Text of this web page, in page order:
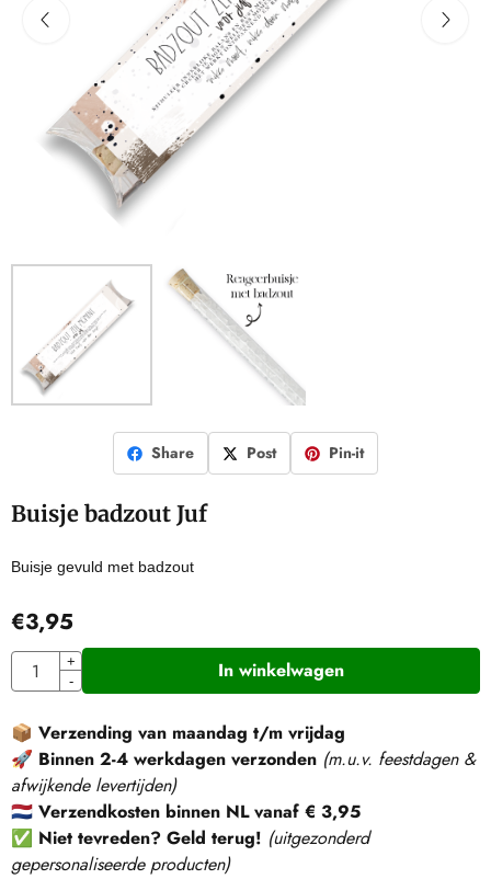
Share Post Pin-it
Buisje badzout Juf
Buisje gevuld met badzout
€3,95
Aantal
+
-
In winkelwagen
📦 Verzending van maandag t/m vrijdag
🚀 Binnen 2-4 werkdagen verzonden (m.u.v. feestdagen &
afwijkende levertijden)
🇳🇱 Verzendkosten binnen NL vanaf € 3,95
✅ Niet tevreden? Geld terug! (uitgezonderd
gepersonaliseerde producten)